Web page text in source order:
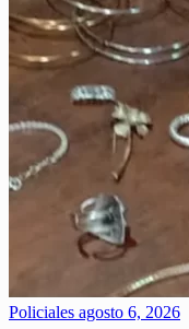
Policiales agosto 6, 2026